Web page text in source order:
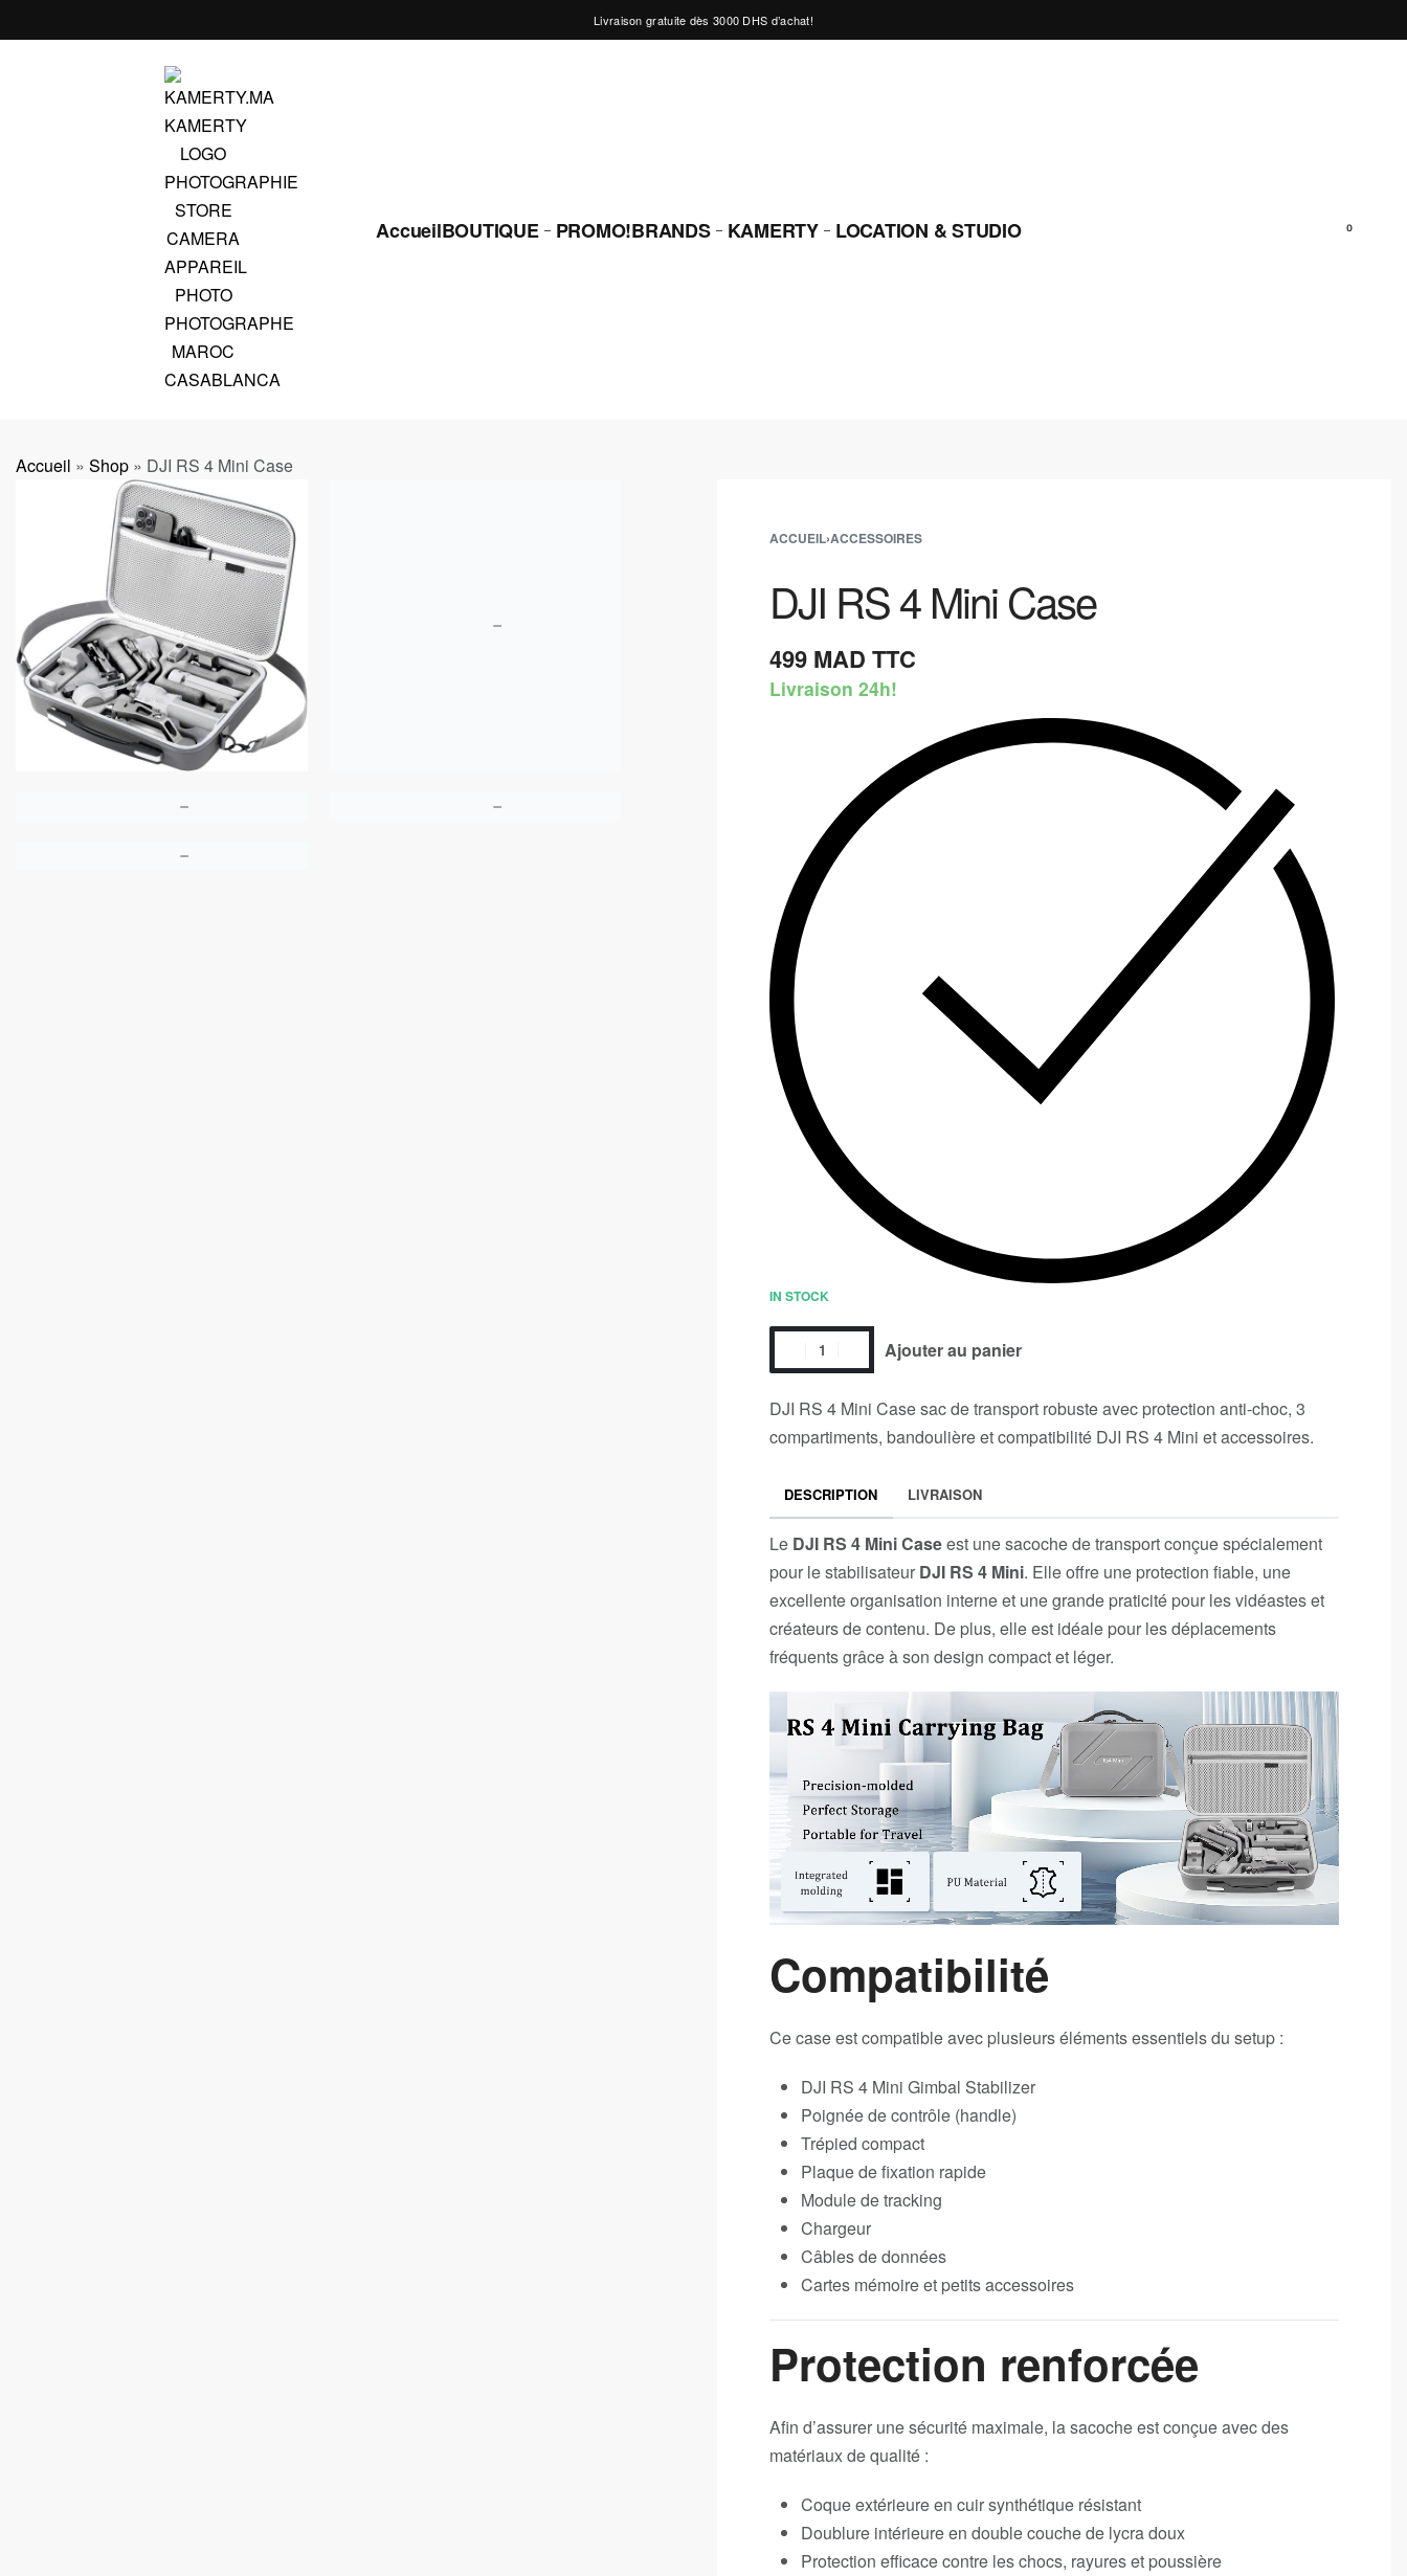
Livraison gratuite dès 3000 DHS d’achat!
AccueilBOUTIQUE PROMO!BRANDS KAMERTY LOCATION & STUDIO 0
Accueil » Shop » DJI RS 4 Mini Case
ACCUEIL›ACCESSOIRES
DJI RS 4 Mini Case
499 MAD TTC
Livraison 24h!
IN STOCK
Ajouter au panier
DJI RS 4 Mini Case sac de transport robuste avec protection anti-choc, 3
compartiments, bandoulière et compatibilité DJI RS 4 Mini et accessoires.
DESCRIPTION LIVRAISON
Le DJI RS 4 Mini Caseest une sacoche de transport conçue spécialement
pour le stabilisateur DJI RS 4 Mini. Elle offre une protection fiable, une
excellente organisation interne et une grande praticité pour les vidéastes et
créateurs de contenu. De plus, elle est idéale pour les déplacements
fréquents grâce à son design compact et léger.
Compatibilité
Ce case est compatible avec plusieurs éléments essentiels du setup :
DJI RS 4 Mini Gimbal Stabilizer
Poignée de contrôle (handle)
Trépied compact
Plaque de fixation rapide
Module de tracking
Chargeur
Câbles de données
Cartes mémoire et petits accessoires
Protection renforcée
Afin d’assurer une sécurité maximale, la sacoche est conçue avec des
matériaux de qualité :
Coque extérieure en cuir synthétique résistant
Doublure intérieure en double couche de lycra doux
Protection efficace contre les chocs, rayures et poussière